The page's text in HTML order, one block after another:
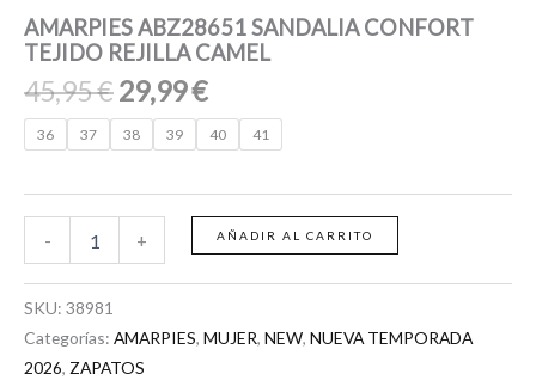
AMARPIES ABZ28651 SANDALIA CONFORT
TEJIDO REJILLA CAMEL
45,95€29,99€
36 37 38 39 40 41
- + AÑADIR AL CARRITO
SKU: 38981
Categorías: AMARPIES, MUJER, NEW, NUEVA TEMPORADA
2026, ZAPATOS